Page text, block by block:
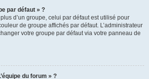
par défaut » ?
d’un groupe, celui par défaut est utilisé pour
de groupe affichés par défaut. L’administrateur
votre groupe par défaut via votre panneau de
du forum » ?